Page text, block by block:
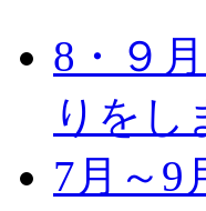
8・９
りをし
7月～9